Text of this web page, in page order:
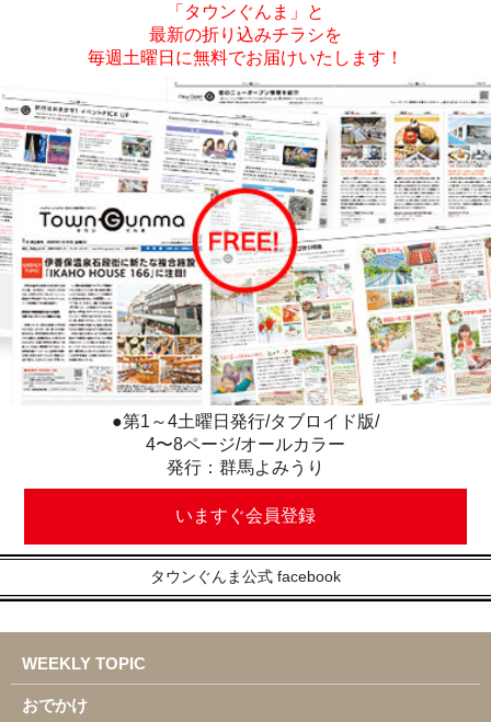
「タウンぐんま」と
最新の折り込みチラシを
毎週土曜日に無料でお届けいたします！
●第1～4土曜日発行/タブロイド版/
4〜8ページ/オールカラー
発行：群馬よみうり
いますぐ会員登録
タウンぐんま公式 facebook
WEEKLY TOPIC
おでかけ